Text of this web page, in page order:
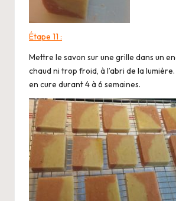
Étape 11 :
Mettre le savon sur une grille dans un
chaud ni trop froid, à l’abri de la
en cure durant 4 à 6 semaines.